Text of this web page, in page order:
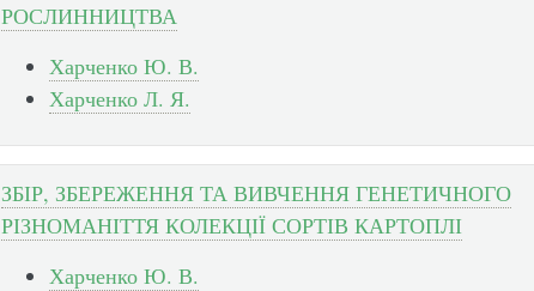
РОСЛИННИЦТВА
Харченко Ю. В.
Харченко Л. Я.
ЗБІР, ЗБЕРЕЖЕННЯ ТА ВИВЧЕННЯ ГЕНЕТИЧНОГО
РІЗНОМАНІТТЯ КОЛЕКЦІЇ СОРТІВ КАРТОПЛІ
Харченко Ю. В.